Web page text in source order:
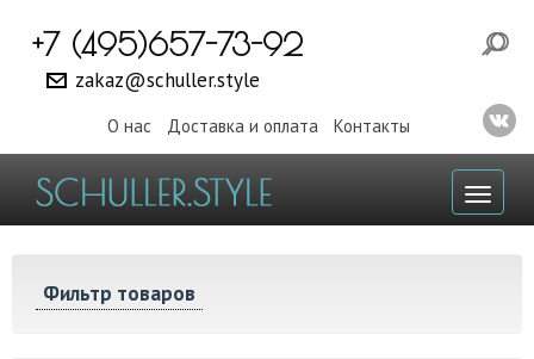
+7 (495)657-73-92
zakaz@schuller.style
О нас Доставка и оплата Контакты
Фильтр товаров